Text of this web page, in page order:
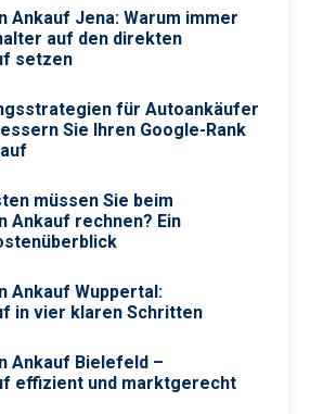
Ankauf Jena: Warum immer
auf den direkten
setzen
für Autoankäufer
Sie Ihren Google-Rank
müssen Sie beim
Ankauf rechnen? Ein
Ankauf Wuppertal:
in vier klaren Schritten
Ankauf Bielefeld –
effizient und marktgerecht